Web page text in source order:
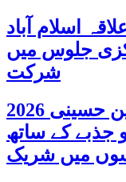
اسلام آباد
جلوس میں
شرکت
پاکستان بھر میں اربعین حسینی 2026
جذبے کے ساتھ
میں شریک